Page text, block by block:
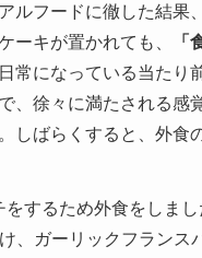
ルフードに徹した結果、
ーキが置かれても、
「
常になっている当たり
、徐々に満たされる感
しばらくすると、外食
するため外食をしま
、ガーリックフラン